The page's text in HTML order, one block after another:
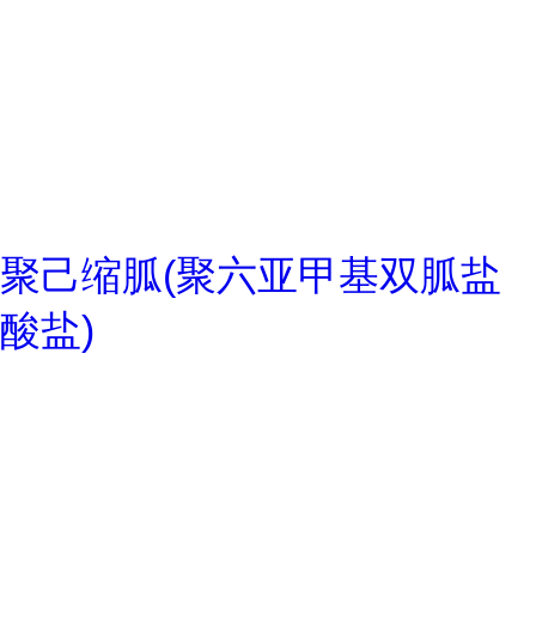
聚己缩胍(聚六亚甲基双胍盐
酸盐)